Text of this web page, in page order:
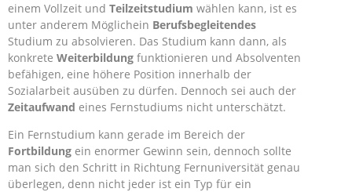
einem Vollzeit und Teilzeitstudium wählen kann, ist es
unter anderem Möglichein Berufsbegleitendes
Studium zu absolvieren. Das Studium kann dann, als
konkrete Weiterbildung funktionieren und Absolventen
befähigen, eine höhere Position innerhalb der
Sozialarbeit ausüben zu dürfen. Dennoch sei auch der
Zeitaufwand eines Fernstudiums nicht unterschätzt.
Ein Fernstudium kann gerade im Bereich der
Fortbildung ein enormer Gewinn sein, dennoch sollte
man sich den Schritt in Richtung Fernuniversität genau
überlegen, denn nicht jeder ist ein Typ für ein